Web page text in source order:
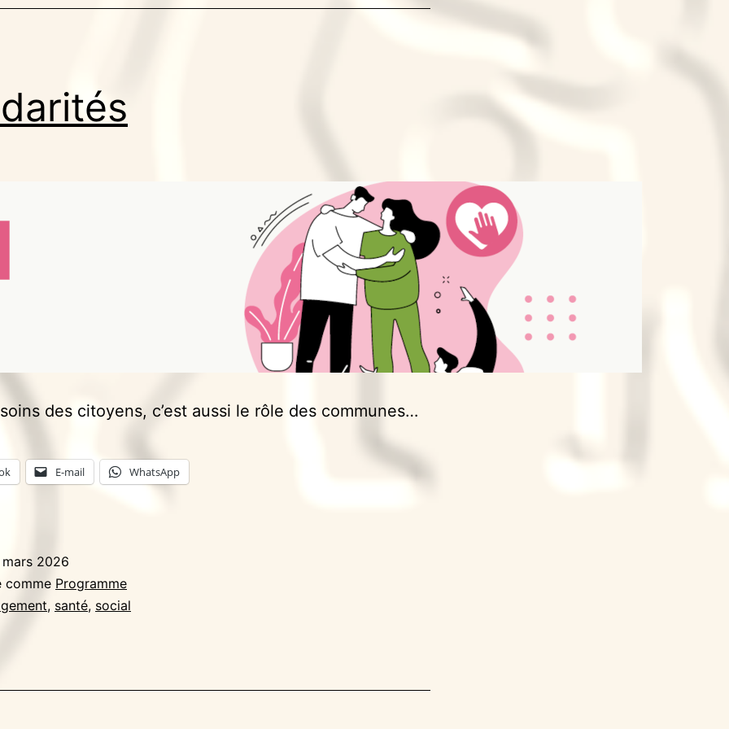
des citoyens, c’est aussi le rôle des communes…
E-mail WhatsApp
2026
comme Programme
, santé, social